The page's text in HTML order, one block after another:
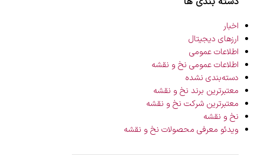
اخبار
ارزهای دیجیتال
اطلاعات عمومی
اطلاعات عمومی نخ و نقشه
دسته‌بندی نشده
معتبرترین برند نخ و نقشه
معتبرترین شرکت نخ و نقشه
نخ و نقشه
ویدئو معرفی محصولات نخ و نقشه